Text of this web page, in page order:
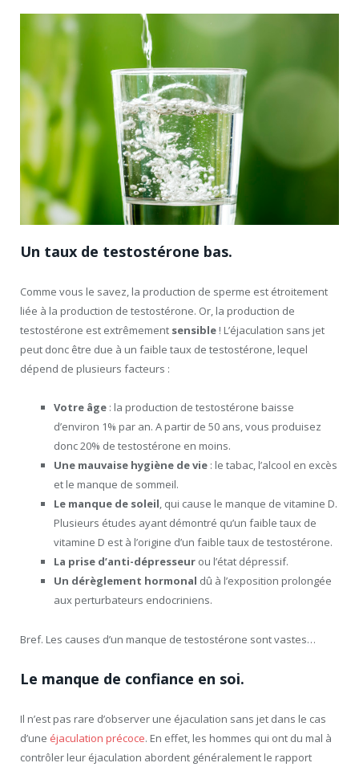
Un taux de testostérone bas.
Comme vous le savez, la production de sperme est étroitement
liée à la production de testostérone. Or, la production de
testostérone est extrêmement sensible ! L’éjaculation sans jet
peut donc être due à un faible taux de testostérone, lequel
dépend de plusieurs facteurs :
Votre âge : la production de testostérone baisse
d’environ 1% par an. A partir de 50 ans, vous produisez
donc 20% de testostérone en moins.
Une mauvaise hygiène de vie : le tabac, l’alcool en excès
et le manque de sommeil.
Le manque de soleil, qui cause le manque de vitamine D.
Plusieurs études ayant démontré qu’un faible taux de
vitamine D est à l’origine d’un faible taux de testostérone.
La prise d’anti-dépresseur ou l’état dépressif.
Un dérèglement hormonal dû à l’exposition prolongée
aux perturbateurs endocriniens.
Bref. Les causes d’un manque de testostérone sont vastes…
Le manque de confiance en soi.
Il n’est pas rare d’observer une éjaculation sans jet dans le cas
d’une éjaculation précoce. En effet, les hommes qui ont du mal à
contrôler leur éjaculation abordent généralement le rapport